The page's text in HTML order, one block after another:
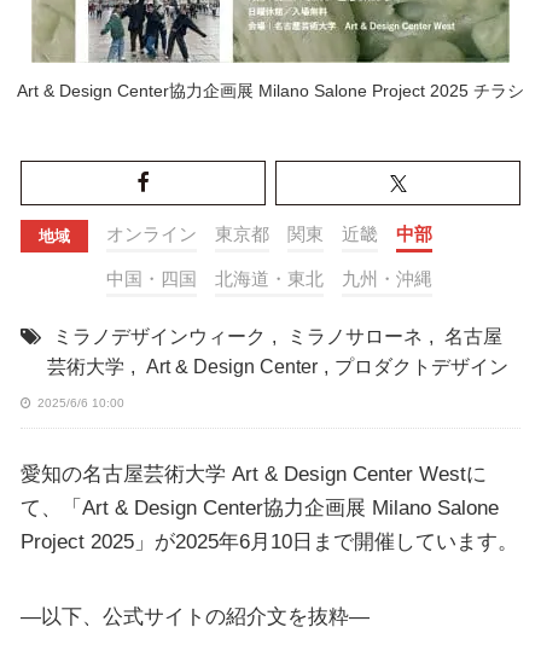
Art & Design Center協力企画展 Milano Salone Project 2025 チラシ
地域 オンライン 東京都 関東 近畿 中部
中国・四国 北海道・東北 九州・沖縄
ミラノデザインウィーク , ミラノサローネ , 名古屋
芸術大学 , Art & Design Center , プロダクトデザイン
2025/6/6 10:00
愛知の名古屋芸術大学 Art & Design Center Westに
て、「Art & Design Center協力企画展 Milano Salone
Project 2025」が2025年6月10日まで開催しています。
—以下、公式サイトの紹介文を抜粋—